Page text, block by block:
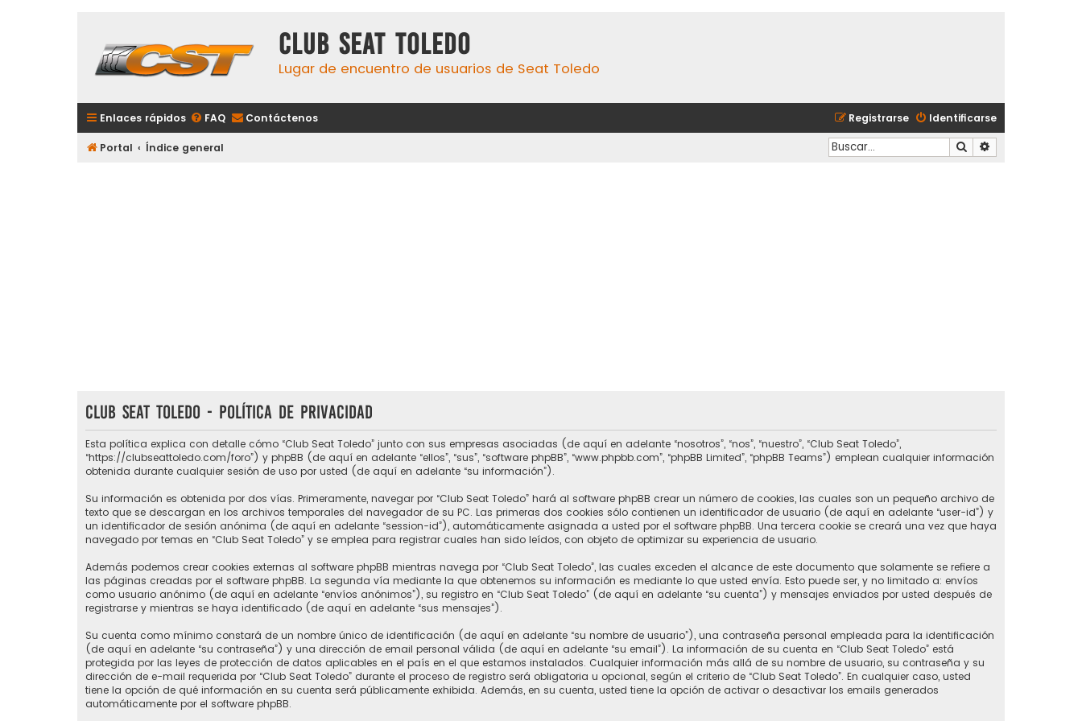
Club Seat Toledo
Lugar de encuentro de usuarios de Seat Toledo
Enlaces rápidos FAQ Contáctenos Identificarse
Registrarse
Portal Índice general Buscar
Club Seat Toledo - Política de privacidad
Esta política explica con detalle cómo “Club Seat Toledo” junto con sus empresas asociadas (de aquí en adelante “nosotros”, “nos”, “nuestro”, “Club Seat Toledo”,
“https://clubseattoledo.com/foro”) y phpBB (de aquí en adelante “ellos”, “sus”, “software phpBB”, “www.phpbb.com”, “phpBB Limited”, “phpBB Teams”) emplean cualquier información
obtenida durante cualquier sesión de uso por usted (de aquí en adelante “su información”).
Su información es obtenida por dos vías. Primeramente, navegar por “Club Seat Toledo” hará al software phpBB crear un número de cookies, las cuales son un pequeño archivo de
texto que se descargan en los archivos temporales del navegador de su PC. Las primeras dos cookies sólo contienen un identificador de usuario (de aquí en adelante “user-id”) y
un identificador de sesión anónima (de aquí en adelante “session-id”), automáticamente asignada a usted por el software phpBB. Una tercera cookie se creará una vez que haya
navegado por temas en “Club Seat Toledo” y se emplea para registrar cuales han sido leídos, con objeto de optimizar su experiencia de usuario.
Además podemos crear cookies externas al software phpBB mientras navega por “Club Seat Toledo”, las cuales exceden el alcance de este documento que solamente se refiere a
las páginas creadas por el software phpBB. La segunda vía mediante la que obtenemos su información es mediante lo que usted envía. Esto puede ser, y no limitado a: envíos
como usuario anónimo (de aquí en adelante “envíos anónimos”), su registro en “Club Seat Toledo” (de aquí en adelante “su cuenta”) y mensajes enviados por usted después de
registrarse y mientras se haya identificado (de aquí en adelante “sus mensajes”).
Su cuenta como mínimo constará de un nombre único de identificación (de aquí en adelante “su nombre de usuario”), una contraseña personal empleada para la identificación
(de aquí en adelante “su contraseña”) y una dirección de email personal válida (de aquí en adelante “su email”). La información de su cuenta en “Club Seat Toledo” está
protegida por las leyes de protección de datos aplicables en el país en el que estamos instalados. Cualquier información más allá de su nombre de usuario, su contraseña y su
dirección de e-mail requerida por “Club Seat Toledo” durante el proceso de registro será obligatoria u opcional, según el criterio de “Club Seat Toledo”. En cualquier caso, usted
tiene la opción de qué información en su cuenta será públicamente exhibida. Además, en su cuenta, usted tiene la opción de activar o desactivar los emails generados
automáticamente por el software phpBB.